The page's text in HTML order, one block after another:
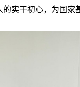
实干初心，为国